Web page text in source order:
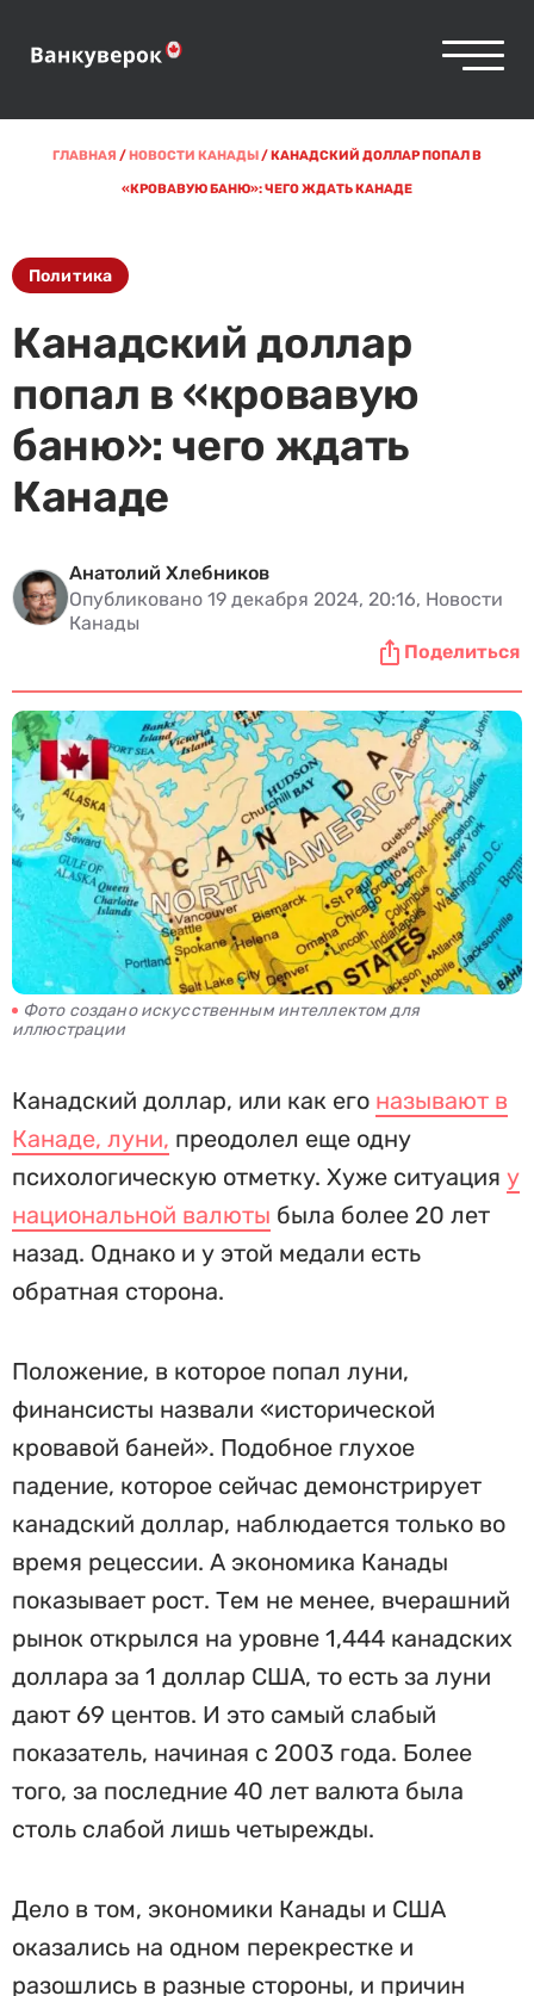
ГЛАВНАЯ /НОВОСТИ КАНАДЫ/КАНАДСКИЙ ДОЛЛАР ПОПАЛ В
«КРОВАВУЮ БАНЮ»: ЧЕГО ЖДАТЬ КАНАДЕ
Политика
Канадский доллар
попал в «кровавую
баню»: чего ждать
Канаде
Анатолий Хлебников
Опубликовано 19 декабря 2024, 20:16, Новости
Канады
Поделиться
Фото создано искусственным интеллектом для
иллюстрации
Канадский доллар, или как его называют в
Канаде, луни, преодолел еще одну
психологическую отметку. Хуже ситуация у
национальной валюты была более 20 лет
назад. Однако и у этой медали есть
обратная сторона.
Положение, в которое попал луни,
финансисты назвали «исторической
кровавой баней». Подобное глухое
падение, которое сейчас демонстрирует
канадский доллар, наблюдается только во
время рецессии. А экономика Канады
показывает рост. Тем не менее, вчерашний
рынок открылся на уровне 1,444 канадских
доллара за 1 доллар США, то есть за луни
дают 69 центов. И это самый слабый
показатель, начиная с 2003 года. Более
того, за последние 40 лет валюта была
столь слабой лишь четырежды.
Дело в том, экономики Канады и США
оказались на одном перекрестке и
разошлись в разные стороны, и причин